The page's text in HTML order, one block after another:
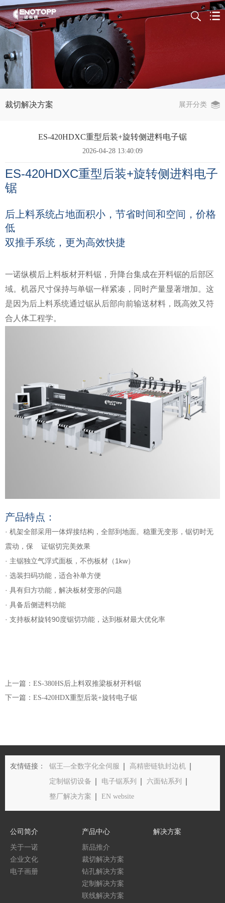
裁切解决方案 展开分类
ES-420HDXC重型后装+旋转侧进料电子锯
2026-04-28 13:40:09
ES-420HDXC重型后装+旋转侧进料电子
锯
后上料系统占地面积小，节省时间和空间，价格
低
双推手系统，更为高效快捷
一诺纵横后上料板材开料锯，升降台集成在开料锯的后部区
域。机器尺寸保持与单锯一样紧凑，同时产量显著增加。这
是因为后上料系统通过锯从后部向前输送材料，既高效又符
合人体工程学。
产品特点：
· 机架全部采用一体焊接结构，全部到地面。稳重无变形，锯切时无
震动，保 证锯切完美效果
· 主锯独立气浮式面板，不伤板材（1kw）
· 选装扫码功能，适合补单方便
· 具有归方功能，解决板材变形的问题
· 具备后侧进料功能
· 支持板材旋转90度锯切功能，达到板材最大优化率
上一篇：ES-380HS后上料双推梁板材开料锯
下一篇：ES-420HDX重型后装+旋转电子锯
友情链接： 锯王—全数字化全伺服
高精密链轨封边机
定制锯切设备
电子锯系列
六面钻系列
整厂解决方案
EN website
公司简介
关于一诺
企业文化
电子画册
产品中心
新品推介
裁切解决方案
钻孔解决方案
定制解决方案
联线解决方案
解决方案